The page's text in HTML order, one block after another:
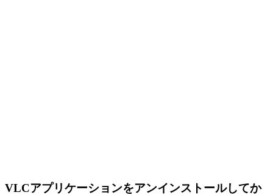
VLCアプリケーションをアンインストールしてか